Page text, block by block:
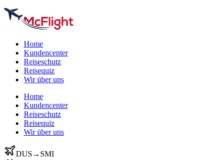
Home
Kundencenter
Reiseschutz
Reisequiz
Wir über uns
Home
Kundencenter
Reiseschutz
Reisequiz
Wir über uns
DUS → SMI